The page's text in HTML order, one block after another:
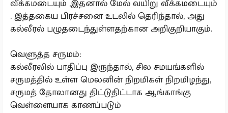
வீக்கமடையும் ,இதனால் மேல் வயிறு வீக்கமடையும்
. இத்தகைய பிரச்சனை உடலில் தெரிந்தால், அது
கல்லீரல் பழுதடைந்துள்ளதற்கான அறிகுறியாகும்.
வெளுத்த சருமம்:
கல்லீரலில் பாதிப்பு இருந்தால், சில சமயங்களில்
சருமத்தில் உள்ள மெலனின் நிறமிகள் நிறமிழந்து,
சருமத் தோலானது திட்டுதிட்டாக ஆங்காங்கு
வெள்ளையாக காணப்படும்